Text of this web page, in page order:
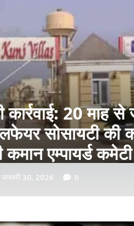
का प्रीमियर
बॉलीवुड में मारी
जनवरी 14, 2026 0